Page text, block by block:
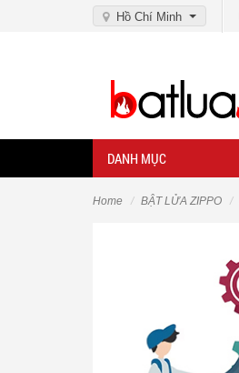
Hồ Chí Minh
DANH MỤC
Home BẬT LỬA ZIPPO